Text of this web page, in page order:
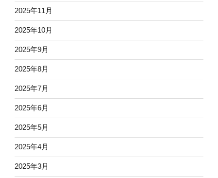
2025年11月
2025年10月
2025年9月
2025年8月
2025年7月
2025年6月
2025年5月
2025年4月
2025年3月